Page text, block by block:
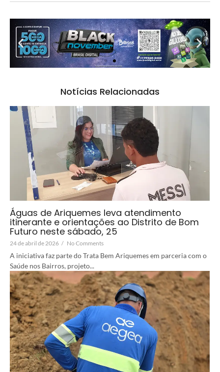
Notícias Relacionadas
Águas de Ariquemes leva atendimento
itinerante e orientações ao Distrito de Bom
Futuro neste sábado, 25
24 de abril de 2026 / No Comments
A iniciativa faz parte do Trata Bem Ariquemes em parceria com o
Saúde nos Bairros, projeto...